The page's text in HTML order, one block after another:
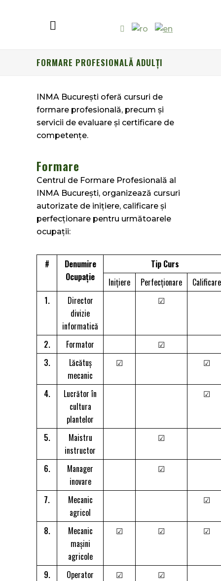
FORMARE PROFESIONALĂ ADULȚI
INMA București oferă cursuri de
formare profesională, precum și
servicii de evaluare și certificare de
competențe.
Formare
Centrul de Formare Profesională al
INMA București, organizează cursuri
autorizate de inițiere, calificare și
perfecționare pentru următoarele
ocupații:
#
Denumire
Ocupație
Tip Curs
Iniţiere
Perfecţionare
Calificare
1.
Director
divizie
informatică
☑
2. Formator
☑
3.
Lăcătuș
mecanic
☑ ☑
4.
Lucrător în
cultura
plantelor
☑
5.
Maistru
instructor
☑
6.
Manager
inovare
☑
7.
Mecanic
agricol
☑
8.
Mecanic
mașini
agricole
☑ ☑ ☑
9.
Operator
☑ ☑